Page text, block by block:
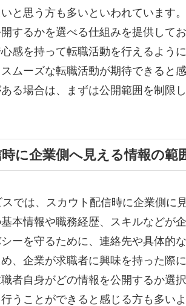
と思う方も多いといわれています
するかを選べる仕組みを提供して
感を持って転職活動を行えるよう
ムーズな転職活動が期待できると
る場合は、まずは公開範囲を制限
に企業側へ見える情報の範
では、スカウト配信時に企業側に
本情報や職務経歴、スキルなどが
ーを守るために、連絡先や具体的
、企業が求職者に興味を持った際
者自身がどの情報を公開するか選
うことができると感じる方も多い